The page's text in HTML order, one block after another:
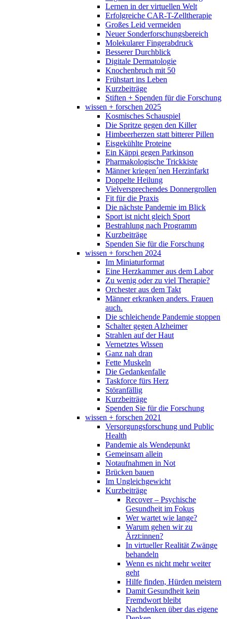
Lernen in der virtuellen Welt
Erfolgreiche CAR-T-Zelltherapie
Großes Leid vermeiden
Neuer Sonderforschungsbereich
Molekularer Fingerabdruck
Besserer Durchblick
Digitale Dermatologie
Knochenbruch mit 50
Frühstart ins Leben
Kurzbeiträge
Stiften + Spenden für die Forschung
wissen + forschen 2025
Kosmisches Schauspiel
Die Spritze gegen den Killer
Himbeerherzen statt bitterer Pillen
Eisgekühlte Proteine
Ein Käppi gegen Parkinson
Pharmakologische Trickkiste
Männer kriegen´nen Herzinfarkt
Doppelte Heilung
Vielversprechendes Donnergrollen
Fit für die Praxis
Die nächste Pandemie im Blick
Sport ist nicht gleich Sport
Bestrahlung nach Programm
Kurzbeiträge
Spenden Sie für die Forschung
wissen + forschen 2024
Im Miniaturformat
Eine Herzkammer aus dem Labor
Zu wenig oder zu viel Therapie?
Orchester aus dem Takt
Männer erkranken anders. Frauen
auch.
Die schleichende Pandemie stoppen
Schalter gegen Alzheimer
Strahlen auf der Haut
Vernetztes Wissen
Ganz nah dran
Fette Muskeln
Die Gedankenfalle
Taskforce fürs Herz
Störanfällig
Kurzbeiträge
Spenden Sie für die Forschung
wissen + forschen 2021
Versorgungsforschung und Public
Health
Pandemie als Wendepunkt
Gemeinsam allein
Notaufnahmen in Not
Brücken bauen
Im Ungleichgewicht
Kurzbeiträge
Recover – Psychische
Gesundheit im Fokus
Wer wartet wie lange?
Warum gehen wir zu
Ärzt:innen?
In virtueller Realität Zwänge
behandeln
Wenn es nicht mehr weiter
geht
Hilfe finden, Hürden meistern
Damit Gesundheit kein
Fremdwort bleibt
Nachdenken über das eigene